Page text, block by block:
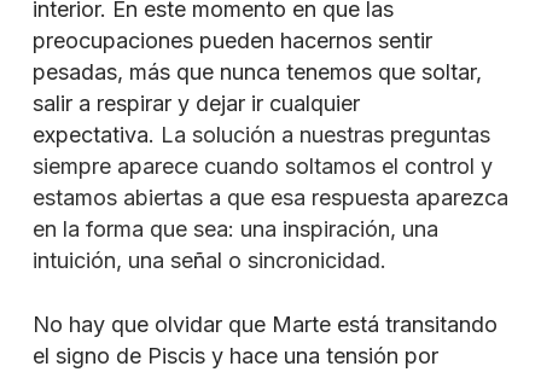
interior. En este momento en que las
preocupaciones pueden hacernos sentir
pesadas, más que nunca tenemos que soltar,
salir a respirar y dejar ir cualquier
expectativa. La solución a nuestras preguntas
siempre aparece cuando soltamos el control y
estamos abiertas a que esa respuesta aparezca
en la forma que sea: una inspiración, una
intuición, una señal o sincronicidad.
No hay que olvidar que Marte está transitando
el signo de Piscis y hace una tensión por